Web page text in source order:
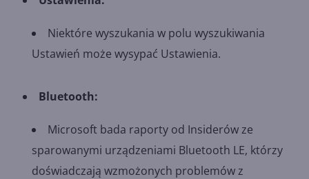
Niektóre wyszukania w polu wyszukiwania
Ustawień może wysypać Ustawienia.
Bluetooth:
Microsoft bada raporty od Insiderów ze
sparowanymi urządzeniami Bluetooth LE, którzy
doświadczają wzmożonych problemów z